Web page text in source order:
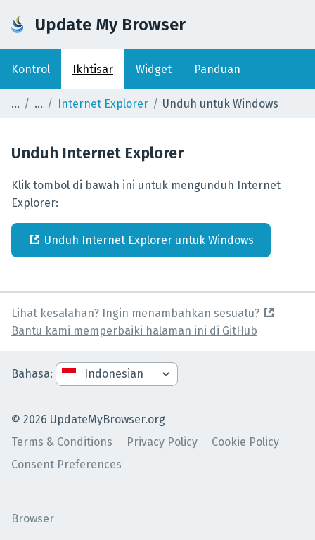
Update My Browser
Kontrol Ikhtisar Widget Panduan
Internet Explorer Unduh untuk Windows
Unduh Internet Explorer
Klik tombol di bawah ini untuk mengunduh Internet
Explorer:
Unduh Internet Explorer untuk Windows
Lihat kesalahan? Ingin menambahkan sesuatu?
Bantu kami memperbaiki halaman ini di GitHub
© 2026 UpdateMyBrowser.org
Terms & Conditions
Privacy Policy
Cookie Policy
Consent Preferences
Bahasa:
Browser